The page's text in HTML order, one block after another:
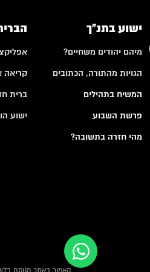
ישוע בתנ"ך
מיהם יהודים משחיים?
הגויות מהתורה, הכתובים
המשיח בתהילים
פרשת השבוע
מהי חזרה בתשובה?
קריאה
ברית
ישוע